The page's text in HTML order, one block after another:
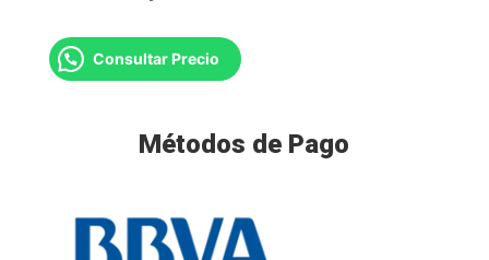
Consultar Precio
Métodos de Pago